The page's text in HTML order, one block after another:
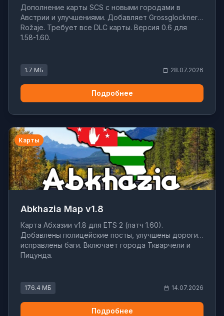
Дополнение карты SCS с новыми городами в
Австрии и улучшениями. Добавляет Grossglockner и
Rožaje. Требует все DLC карты. Версия 0.6 для
1.58-1.60.
1.7 МБ 28.07.2026
Подробнее
Карты
Abkhazia Map v1.8
Карта Абхазии v1.8 для ETS 2 (патч 1.60).
Добавлены полицейские посты, улучшены дороги,
исправлены баги. Включает города Ткварчели и
Пицунда.
176.4 МБ 14.07.2026
Подробнее